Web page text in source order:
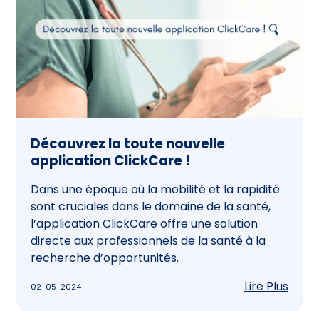
Découvrez la toute nouvelle
application ClickCare !
Dans une époque où la mobilité et la rapidité
sont cruciales dans le domaine de la santé,
l’application ClickCare offre une solution
directe aux professionnels de la santé à la
recherche d’opportunités.
02-05-2024 Lire Plus